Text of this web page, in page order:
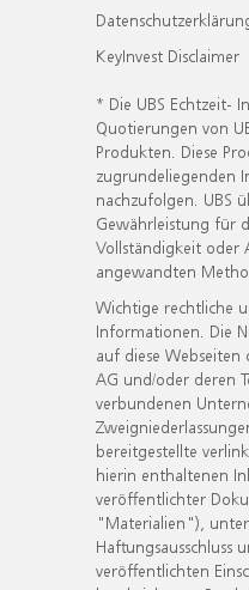
KeyInvest Disclaimer
* Die UBS Echtzeit-
Quotierungen von
Produkten. Diese
zugrundeliegenden
nachzufolgen. UBS
Gewährleistung für
Vollständigkeit oder
angewandten
Wichtige rechtliche
Informationen. Die
auf diese Webseiten
AG und/oder deren
verbundenen
bereitgestellte
hierin enthaltenen
veröffentlichter
"Materialien"),
Haftungsausschluss
veröffentlichten